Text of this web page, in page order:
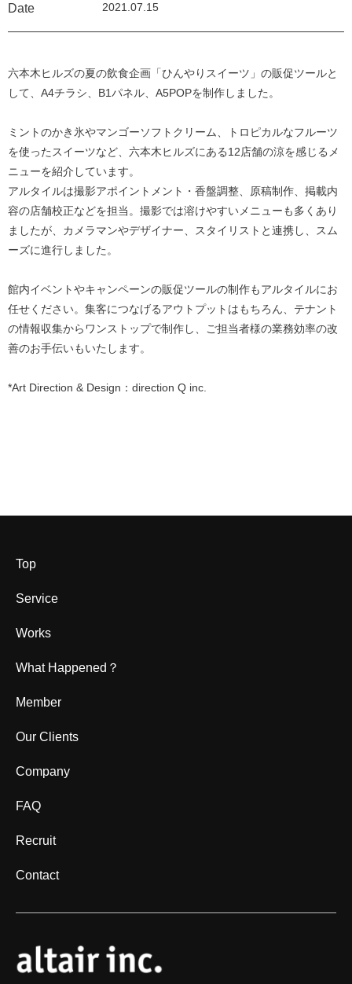
Date 2021.07.15
六本木ヒルズの夏の飲食企画「ひんやりスイーツ」の販促ツールと
して、A4チラシ、B1パネル、A5POPを制作しました。
ミントのかき氷やマンゴーソフトクリーム、トロピカルなフルーツ
を使ったスイーツなど、六本木ヒルズにある12店舗の涼を感じるメ
ニューを紹介しています。
アルタイルは撮影アポイントメント・香盤調整、原稿制作、掲載内
容の店舗校正などを担当。撮影では溶けやすいメニューも多くあり
ましたが、カメラマンやデザイナー、スタイリストと連携し、スム
ーズに進行しました。
館内イベントやキャンペーンの販促ツールの制作もアルタイルにお
任せください。集客につなげるアウトプットはもちろん、テナント
の情報収集からワンストップで制作し、ご担当者様の業務効率の改
善のお手伝いもいたします。
*Art Direction & Design：direction Q inc.
Top
Service
Works
What Happened？
Member
Our Clients
Company
FAQ
Recruit
Contact